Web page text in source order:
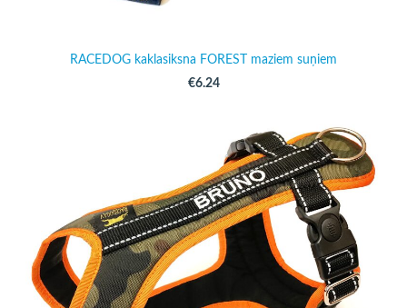
RACEDOG kaklasiksna FOREST maziem suņiem
€6.24